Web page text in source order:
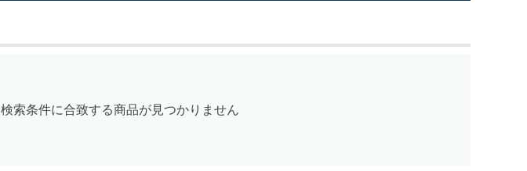
検索条件に合致する商品が見つかりません